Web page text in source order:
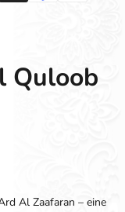
Quloob
Al Zaafaran – eine